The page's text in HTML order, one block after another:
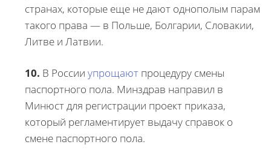
странах, которые еще не дают однополым парам
такого права — в Польше, Болгарии, Словакии,
Литве и Латвии.
10. В России упрощают процедуру смены
паспортного пола. Минздрав направил в
Минюст для регистрации проект приказа,
который регламентирует выдачу справок о
смене паспортного пола.